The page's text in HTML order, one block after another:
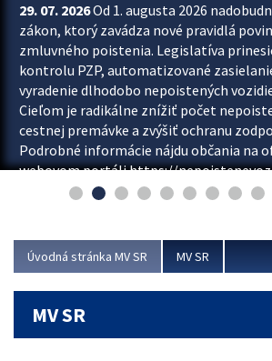
29. 07. 2026Od 1. augusta 2026
zákon, ktorý zavádza nové pravidlá
zmluvného poistenia. Legislatíva
kontrolu PZP, automatizované
vyradenie dlhodobo nepoistených
Cieľom je radikálne znížiť počet
cestnej premávke a zvýšiť ochranu
Podrobné informácie nájdu občania na
webovom portáli https://
ktorom od augusta pribudne aj
Úvodná stránka MV SR MV SR
MV SR